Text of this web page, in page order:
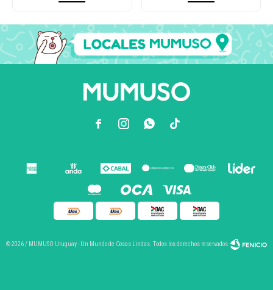
  
© 2026 / MUMUSO Uruguay - Un Mundo de Cosas Lindas. Todos los derechos reservados.